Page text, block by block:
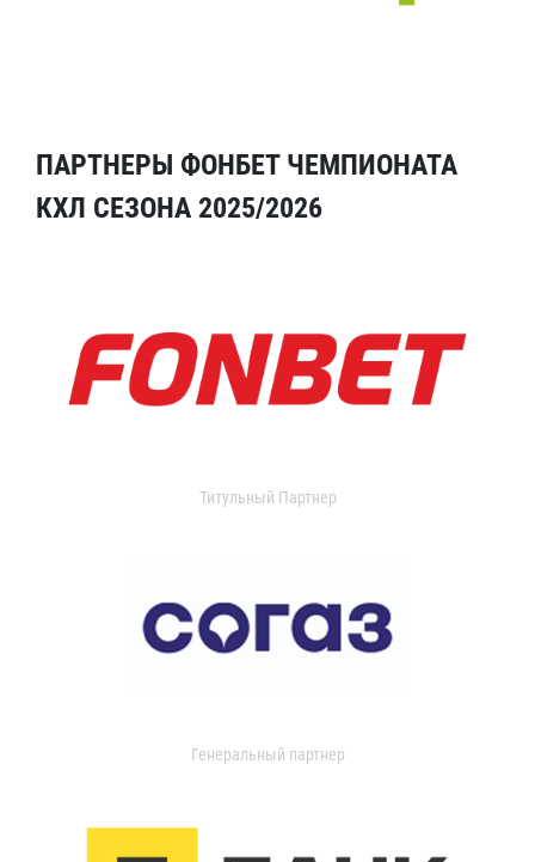
ПАРТНЕРЫ ФОНБЕТ ЧЕМПИОНАТА
КХЛ СЕЗОНА 2025/2026
Титульный Партнер
Генеральный партнер